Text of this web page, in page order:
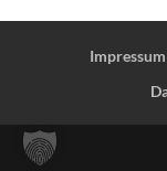
Impressum